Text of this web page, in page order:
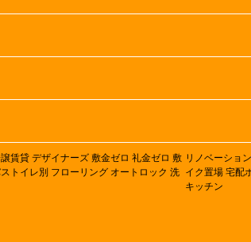
賃貸 デザイナーズ 敷金ゼロ 礼金ゼロ 敷
トイレ別 フローリング オートロック 洗
リノベーション
イク置場 宅配
キッチン